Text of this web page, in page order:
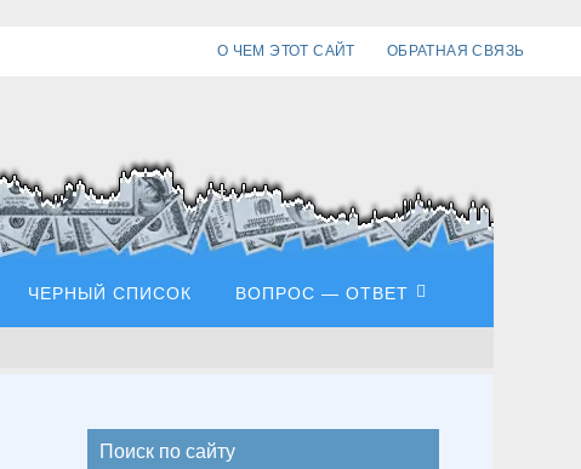
О ЧЕМ ЭТОТ САЙТ ОБРАТНАЯ СВЯЗЬ
ЧЕРНЫЙ СПИСОК ВОПРОС — ОТВЕТ
Поиск по сайту